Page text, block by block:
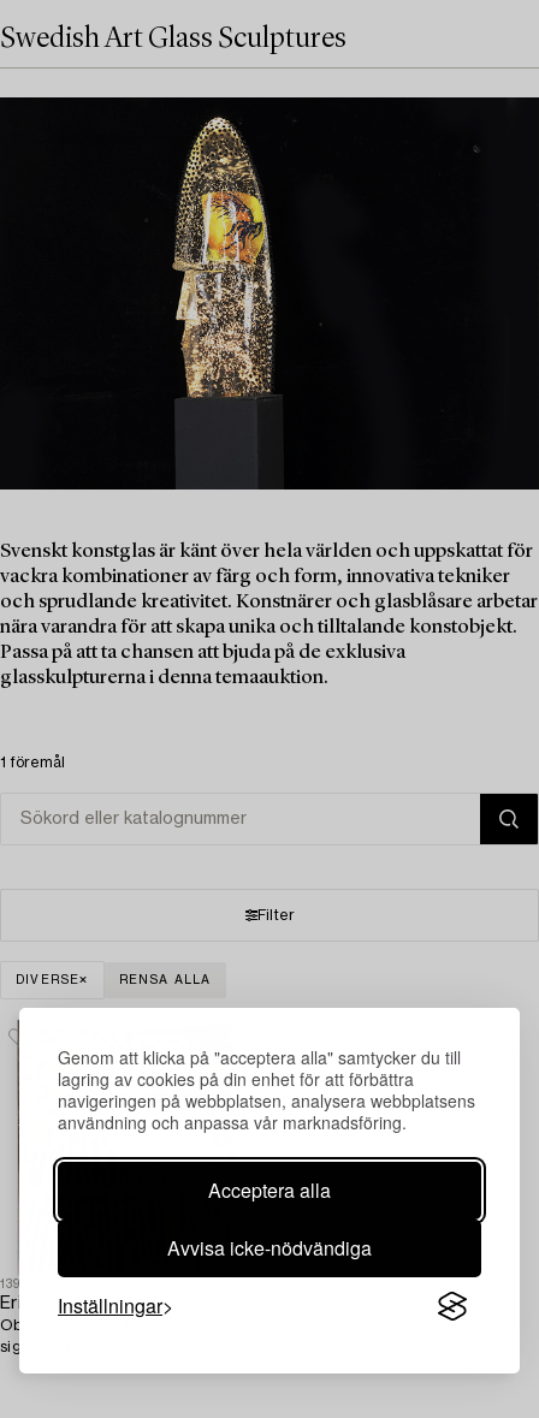
Genom att klicka på "acceptera alla" samtycker du till
lagring av cookies på din enhet för att förbättra
navigeringen på webbplatsen, analysera webbplatsens
användning och anpassa vår marknadsföring.
Acceptera alla
Avvisa icke-nödvändiga
Inställningar
Swedish Art Glass Sculptures
Svenskt konstglas är känt över hela världen och uppskattat för
vackra kombinationer av färg och form, innovativa tekniker
och sprudlande kreativitet. Konstnärer och glasblåsare arbetar
nära varandra för att skapa unika och tilltalande konstobjekt.
Passa på att ta chansen att bjuda på de exklusiva
glasskulpturerna i denna temaauktion.
1 föremål
Filter
DIVERSE RENSA ALLA
1393754
Erik Höglund
Objekt, glas och betong, Boda,
signerat E Höglund Boda 68.